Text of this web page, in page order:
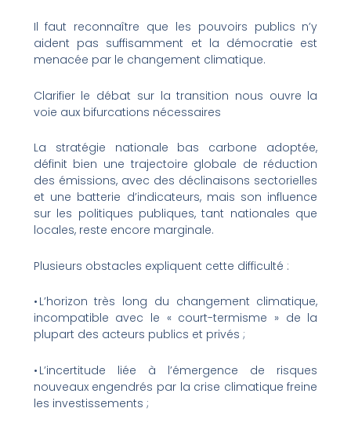
Il faut reconnaître que les pouvoirs publics n’y
aident pas suffisamment et la démocratie est
menacée par le changement climatique.
Clarifier le débat sur la transition nous ouvre la
voie aux bifurcations nécessaires
La stratégie nationale bas carbone adoptée,
définit bien une trajectoire globale de réduction
des émissions, avec des déclinaisons sectorielles
et une batterie d’indicateurs, mais son influence
sur les politiques publiques, tant nationales que
locales, reste encore marginale.
Plusieurs obstacles expliquent cette difficulté :
• L’horizon très long du changement climatique,
incompatible avec le « court-termisme » de la
plupart des acteurs publics et privés ;
• L’incertitude liée à l’émergence de risques
nouveaux engendrés par la crise climatique freine
les investissements ;